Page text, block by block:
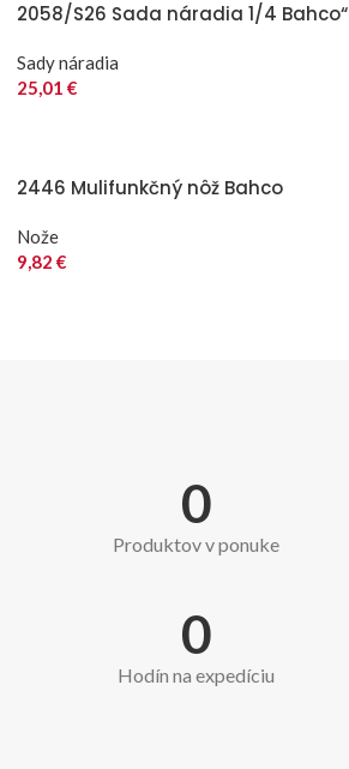
2058/S26 Sada náradia 1/4 Bahco“
Sady náradia
25,01 €
2446 Mulifunkčný nôž Bahco
Nože
9,82 €
0
Produktov v ponuke
0
Hodín na expedíciu